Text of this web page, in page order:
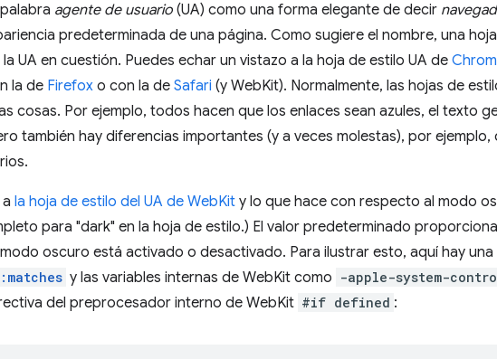
agente de usuario (UA) como una forma elegante de decir
predeterminada de una página. Como sugiere el nombre, una
UA en cuestión. Puedes echar un vistazo a la hoja de estilo UA de
la de Firefox o con la de Safari (y WebKit). Normalmente, las hojas de
cosas. Por ejemplo, todos hacen que los enlaces sean azules, el texto
también hay diferencias importantes (y a veces molestas), por ejemplo,
la hoja de estilo del UA de WebKit y lo que hace con respecto al modo
para "dark" en la hoja de estilo.) El valor predeterminado
oscuro está activado o desactivado. Para ilustrar esto, aquí hay una
:matches y las variables internas de WebKit como -apple-system-
del preprocesador interno de WebKit #if defined :